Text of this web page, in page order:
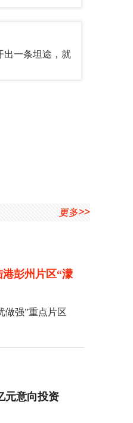
出一条坦途，就
彭州片区“濛
做强”重点片区
元意向投资